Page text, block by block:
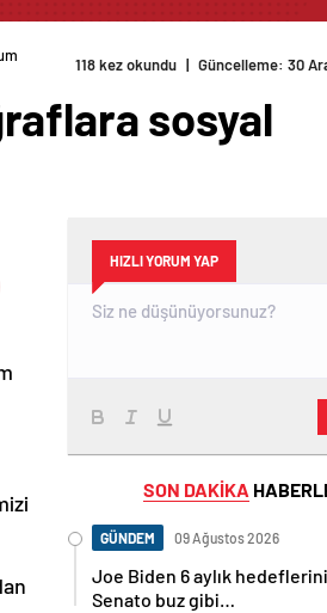
118 kez okundu | Güncelleme: 30
sosyal
HIZLI YORUM YAP
SON DAKİKA
GÜNDEM 09 Ağustos 2026
Joe Biden 6 aylık hedeflerini
Senato buz gibi…